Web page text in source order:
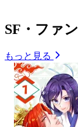
SF・ファ
もっと見る